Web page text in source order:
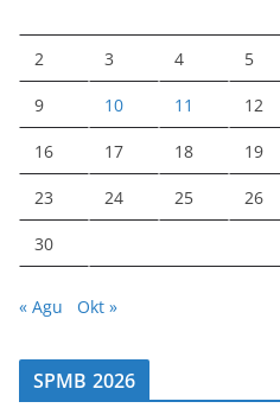
2 3 4 5
9 10 11 12
16 17 18 19
23 24 25 26
30
« Agu Okt »
SPMB 2026